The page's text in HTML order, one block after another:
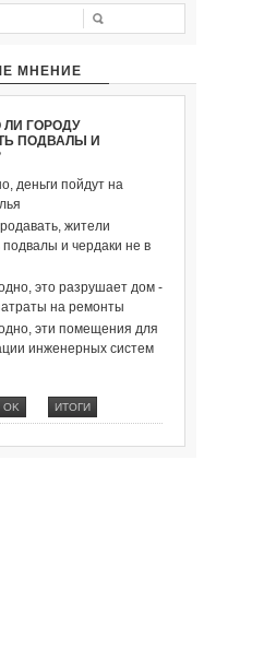
МНЕНИЕ
ГОРОДУ
ПОДВАЛЫ И
деньги пойдут на
жители
и чердаки не в
это разрушает дом -
на ремонты
эти помещения для
инженерных систем